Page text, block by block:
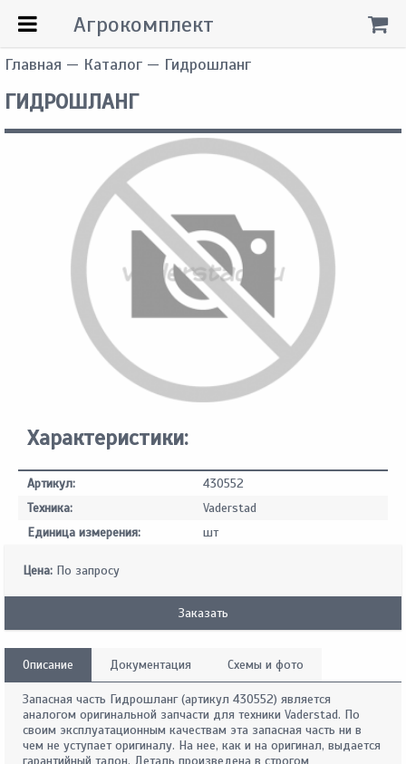
Главная — Каталог — Гидрошланг
ГИДРОШЛАНГ
Характеристики:
Артикул:
430552
Техника:
Vaderstad
Единица измерения:
шт
Цена: По запросу
Заказать
Описание Документация Схемы и фото
Запасная часть Гидрошланг (артикул 430552) является
аналогом оригинальной запчасти для техники Vaderstad. По
своим эксплуатационным качествам эта запасная часть ни в
чем не уступает оригиналу. На нее, как и на оригинал, выдается
гарантийный талон. Деталь произведена в строгом
Агрокомплект